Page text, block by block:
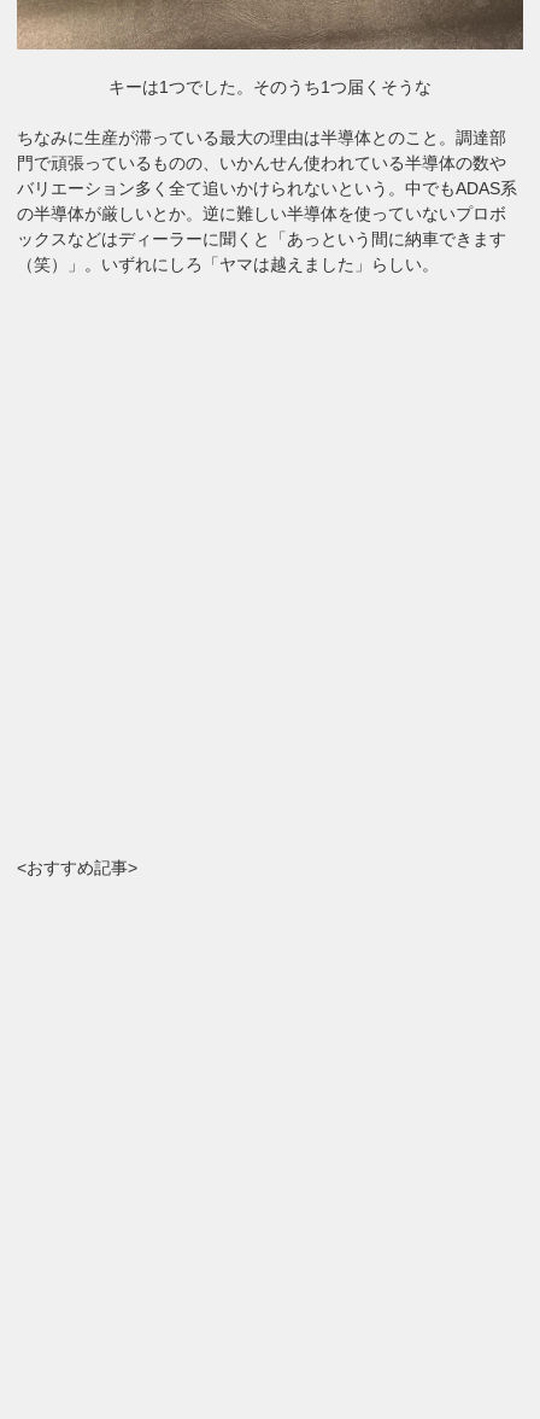
キーは1つでした。そのうち1つ届くそうな
ちなみに生産が滞っている最大の理由は半導体とのこと。調達部
門で頑張っているものの、いかんせん使われている半導体の数や
バリエーション多く全て追いかけられないという。中でもADAS系
の半導体が厳しいとか。逆に難しい半導体を使っていないプロボ
ックスなどはディーラーに聞くと「あっという間に納車できます
（笑）」。いずれにしろ「ヤマは越えました」らしい。
<おすすめ記事>